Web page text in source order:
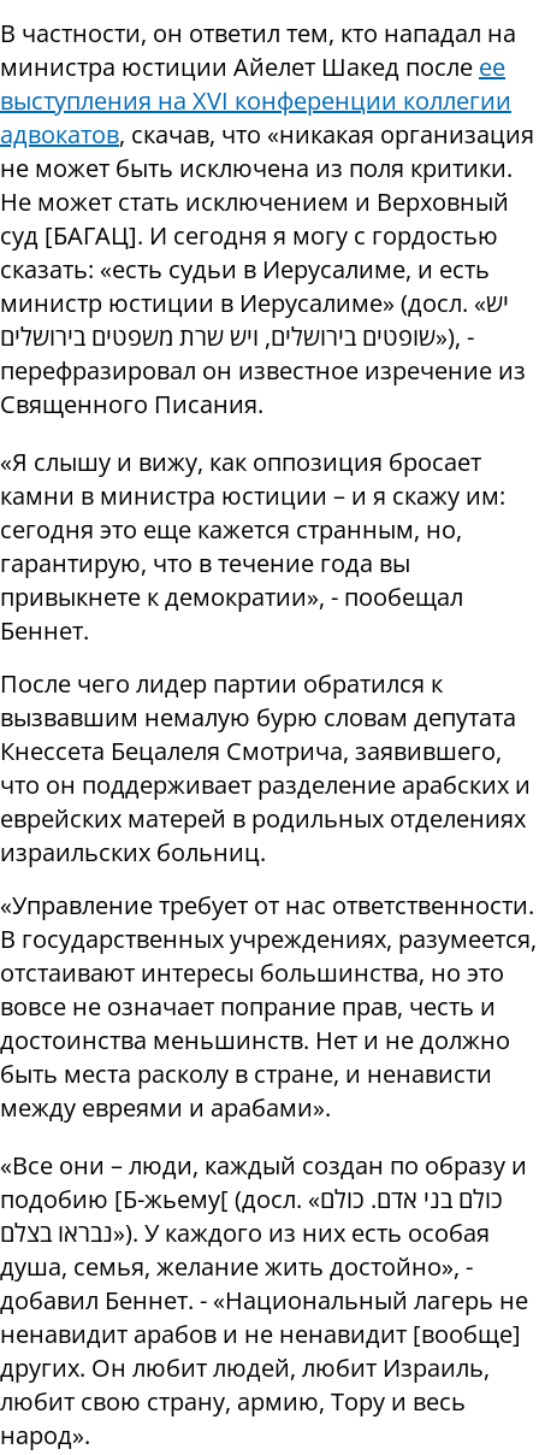
В частности, он ответил тем, кто нападал на
министра юстиции Айелет Шакед после ее
выступления на XVI конференции коллегии
адвокатов, скачав, что «никакая организация
не может быть исключена из поля критики.
Не может стать исключением и Верховный
суд [БАГАЦ]. И сегодня я могу с гордостью
сказать: «есть судьи в Иерусалиме, и есть
министр юстиции в Иерусалиме» (досл. «יש
שופטים בירושלים, ויש שרת משפטים בירושלים»), -
перефразировал он известное изречение из
Священного Писания.
«Я слышу и вижу, как оппозиция бросает
камни в министра юстиции – и я скажу им:
сегодня это еще кажется странным, но,
гарантирую, что в течение года вы
привыкнете к демократии», - пообещал
Беннет.
После чего лидер партии обратился к
вызвавшим немалую бурю словам депутата
Кнессета Бецалеля Смотрича, заявившего,
что он поддерживает разделение арабских и
еврейских матерей в родильных отделениях
израильских больниц.
«Управление требует от нас ответственности.
В государственных учреждениях, разумеется,
отстаивают интересы большинства, но это
вовсе не означает попрание прав, честь и
достоинства меньшинств. Нет и не должно
быть места расколу в стране, и ненависти
между евреями и арабами».
«Все они – люди, каждый создан по образу и
подобию [Б-жьему[ (досл. «כולם בני אדם. כולם
נבראו בצלם»). У каждого из них есть особая
душа, семья, желание жить достойно», -
добавил Беннет. - «Национальный лагерь не
ненавидит арабов и не ненавидит [вообще]
других. Он любит людей, любит Израиль,
любит свою страну, армию, Тору и весь
народ».